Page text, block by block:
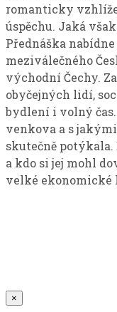
romanticky
úspěchu. Jaká
Přednáška
meziválečného
východní Čechy.
obyčejných lidí,
bydlení i volný
venkova a s
skutečně
a kdo si jej mohl
velké ekonomické
×